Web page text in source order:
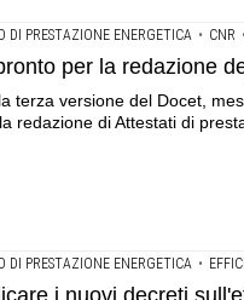
DI PRESTAZIONE ENERGETICA • CNR •
per la redazione
terza versione del Docet,
redazione di Attestati di
DI PRESTAZIONE ENERGETICA •
i nuovi decreti